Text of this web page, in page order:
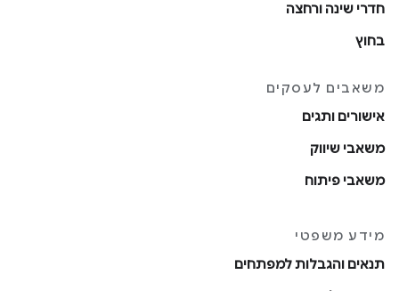
חדרי שינה ורחצה
בחוץ
משאבים לעסקים
אישורים ותגים
משאבי שיווק
משאבי פיתוח
מידע משפטי
תנאים והגבלות למפתחים